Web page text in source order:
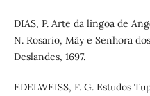
DIAS, P. Arte da lingoa de
N. Rosario, Mãy e Senhora
Deslandes, 1697.
EDELWEISS, F. G. Estudos